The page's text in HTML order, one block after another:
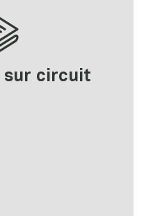
sur circuit